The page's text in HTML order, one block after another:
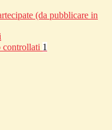
(da pubblicare in
1